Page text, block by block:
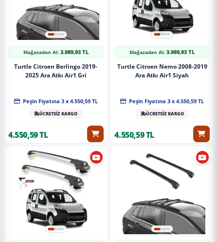
Mağazadan Al: 3.989,93 TL
Turtle Citroen Berlingo 2019-
2025 Ara Atkı Air1 Gri
Peşin Fiyatına 3 x 4.550,59 TL
ÜCRETSİZ KARGO
4.550,59 TL
Mağazadan Al:3.989,93 TL
Turtle Citroen Nemo 2008-2019
Ara Atkı Air1 Siyah
Peşin Fiyatına 3 x 4.550,59 TL
ÜCRETSİZ KARGO
4.550,59 TL